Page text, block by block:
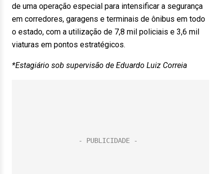
de uma operação especial para intensificar a segurança
em corredores, garagens e terminais de ônibus em todo
o estado, com a utilização de 7,8 mil policiais e 3,6 mil
viaturas em pontos estratégicos.
*Estagiário sob supervisão de Eduardo Luiz Correia